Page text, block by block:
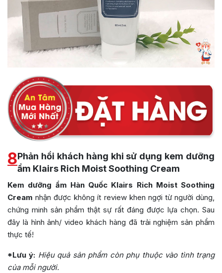
8Phản hồi khách hàng khi sử dụng kem dưỡng
ẩm Klairs Rich Moist Soothing Cream
Kem dưỡng ẩm Hàn Quốc Klairs Rich Moist Soothing
Cream nhận được không ít review khen ngợi từ người dùng,
chứng minh sản phẩm thật sự rất đáng được lựa chọn. Sau
đây là hình ảnh/ video khách hàng đã trải nghiệm sản phẩm
thực tế!
*Lưu ý: Hiệu quả sản phẩm còn phụ thuộc vào tình trạng
của mỗi người.